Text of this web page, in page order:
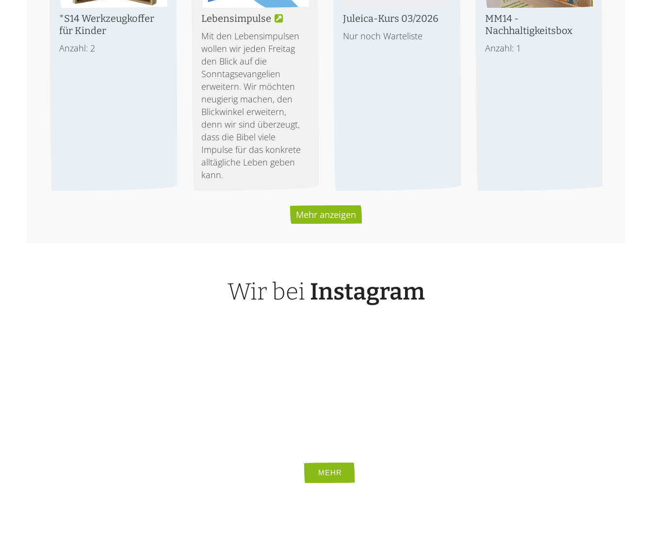
*S14 Werkzeugkoffer
für Kinder
Anzahl: 2
Lebensimpulse
Mit den Lebensimpulsen
wollen wir jeden Freitag
den Blick auf die
Sonntagsevangelien
erweitern. Wir möchten
neugierig machen, den
Blickwinkel erweitern,
denn wir sind überzeugt,
dass die Bibel viele
Impulse für das konkrete
alltägliche Leben geben
kann.
Juleica-Kurs 03/2026
Nur noch Warteliste
MM14 -
Nachhaltigkeitsbox
Anzahl: 1
Mehr anzeigen
Wir bei Instagram